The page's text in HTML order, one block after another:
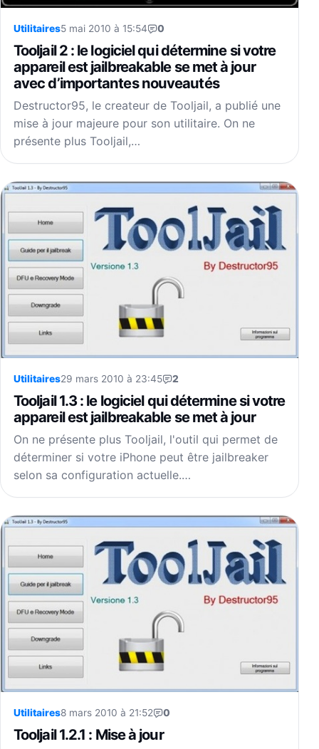
Utilitaires5 mai 2010 à 15:54 0
Tooljail 2 : le logiciel qui détermine si votre
appareil est jailbreakable se met à jour
avec d’importantes nouveautés
Destructor95, le createur de Tooljail, a publié une
mise à jour majeure pour son utilitaire. On ne
présente plus Tooljail,…
Utilitaires29 mars 2010 à 23:45 2
Tooljail 1.3 : le logiciel qui détermine si votre
appareil est jailbreakable se met à jour
On ne présente plus Tooljail, l'outil qui permet de
déterminer si votre iPhone peut être jailbreaker
selon sa configuration actuelle.…
Utilitaires8 mars 2010 à 21:52 0
Tooljail 1.2.1 : Mise à jour